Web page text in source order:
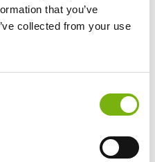
that you’ve
collected from your use